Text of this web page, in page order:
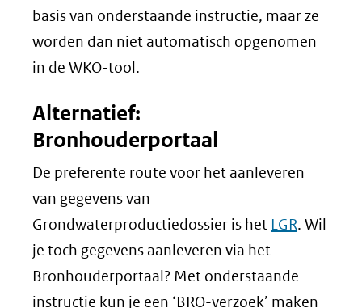
basis van onderstaande instructie, maar ze
worden dan niet automatisch opgenomen
in de WKO-tool.
Alternatief:
Bronhouderportaal
De preferente route voor het aanleveren
van gegevens van
Grondwaterproductiedossier is het LGR. Wil
je toch gegevens aanleveren via het
Bronhouderportaal? Met onderstaande
instructie kun je een ‘BRO-verzoek’ maken